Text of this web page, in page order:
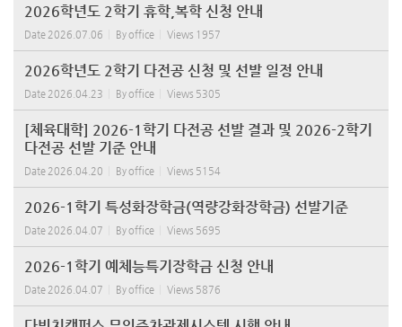
2026학년도 2학기 휴학,복학 신청 안내
Date 2026.07.06 Byoffice Views 1957
2026학년도 2학기 다전공 신청 및 선발 일정 안내
Date 2026.04.23 Byoffice Views 5305
[체육대학] 2026-1학기 다전공 선발 결과 및 2026-2학기
다전공 선발 기준 안내
Date 2026.04.20 Byoffice Views 5154
2026-1학기 특성화장학금(역량강화장학금) 선발기준
Date 2026.04.07 Byoffice Views 5695
2026-1학기 예체능특기장학금 신청 안내
Date 2026.04.07 Byoffice Views 5876